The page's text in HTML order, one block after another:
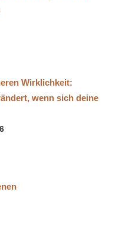
Wirklichkeit:
wenn sich deine